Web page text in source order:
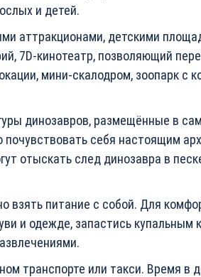
и детей.
аттракционами, детскими
7D-кинотеатр, позволяющий
мини-скалодром, зоопарк с
динозавров, размещённые в
себя настоящим
отыскать след динозавра в
взять питание с собой. Для
и одежде, запастись купальным
транспорте или такси. Время в